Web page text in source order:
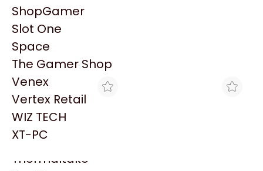
Razer
Redragon
Samsung
Sandisk
Sapphire
Seagate
Sentey
Solarmax
Thermaltake
ShopGamer
Slot One
Space
The Gamer Shop
Venex
Vertex Retail
WIZ TECH
XT-PC
INTEGRADOS ARGENTINOS